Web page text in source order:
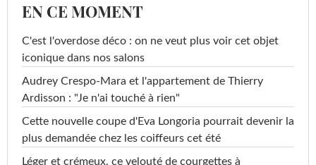
EN CE MOMENT
C'est l'overdose déco : on ne veut plus voir cet objet
iconique dans nos salons
Audrey Crespo-Mara et l'appartement de Thierry
Ardisson : "Je n'ai touché à rien"
Cette nouvelle coupe d'Eva Longoria pourrait devenir la
plus demandée chez les coiffeurs cet été
Léger et crémeux, ce velouté de courgettes à